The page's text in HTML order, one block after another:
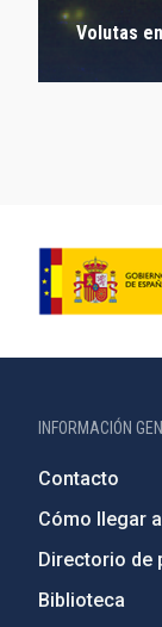
Volutas
INFORMACIÓN
Contacto
Cómo llegar
Directorio de
Biblioteca